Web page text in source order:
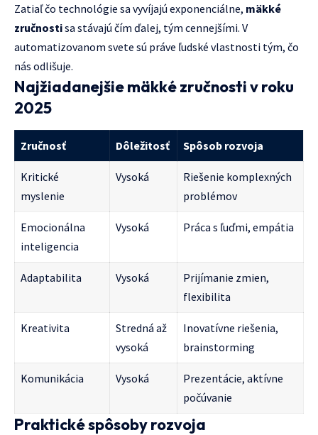
Zatiaľ čo technológie sa vyvíjajú exponenciálne, mäkké
zručnostisa stávajú čím ďalej, tým cennejšími. V
automatizovanom svete sú práve ľudské vlastnosti tým, čo
nás odlišuje.
Najžiadanejšie mäkké zručnosti v roku
2025
Zručnosť Dôležitosť Spôsob rozvoja
Kritické
myslenie
Vysoká
Riešenie komplexných
problémov
Emocionálna
inteligencia
Vysoká Práca s ľuďmi, empátia
Adaptabilita Vysoká
Prijímanie zmien,
flexibilita
Kreativita
Stredná až
vysoká
Inovatívne riešenia,
brainstorming
Komunikácia Vysoká
Prezentácie, aktívne
počúvanie
Praktické spôsoby rozvoja